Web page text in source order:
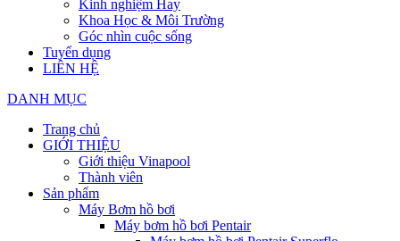
Kinh nghiệm Hay
Khoa Học & Môi Trường
Góc nhìn cuộc sống
Tuyển dụng
LIÊN HỆ
DANH MỤC
Trang chủ
GIỚI THIỆU
Giới thiệu Vinapool
Thành viên
Sản phẩm
Máy Bơm hồ bơi
Máy bơm hồ bơi Pentair